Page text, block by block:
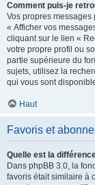
Comment puis-je
Vos propres
« Afficher vos
cliquant sur le lien «
votre propre profil ou
partie supérieure du
sujets, utilisez la
qui vous sont
Haut
Favoris et
Quelle est la
Dans phpBB 3.0, la
favoris était similaire à